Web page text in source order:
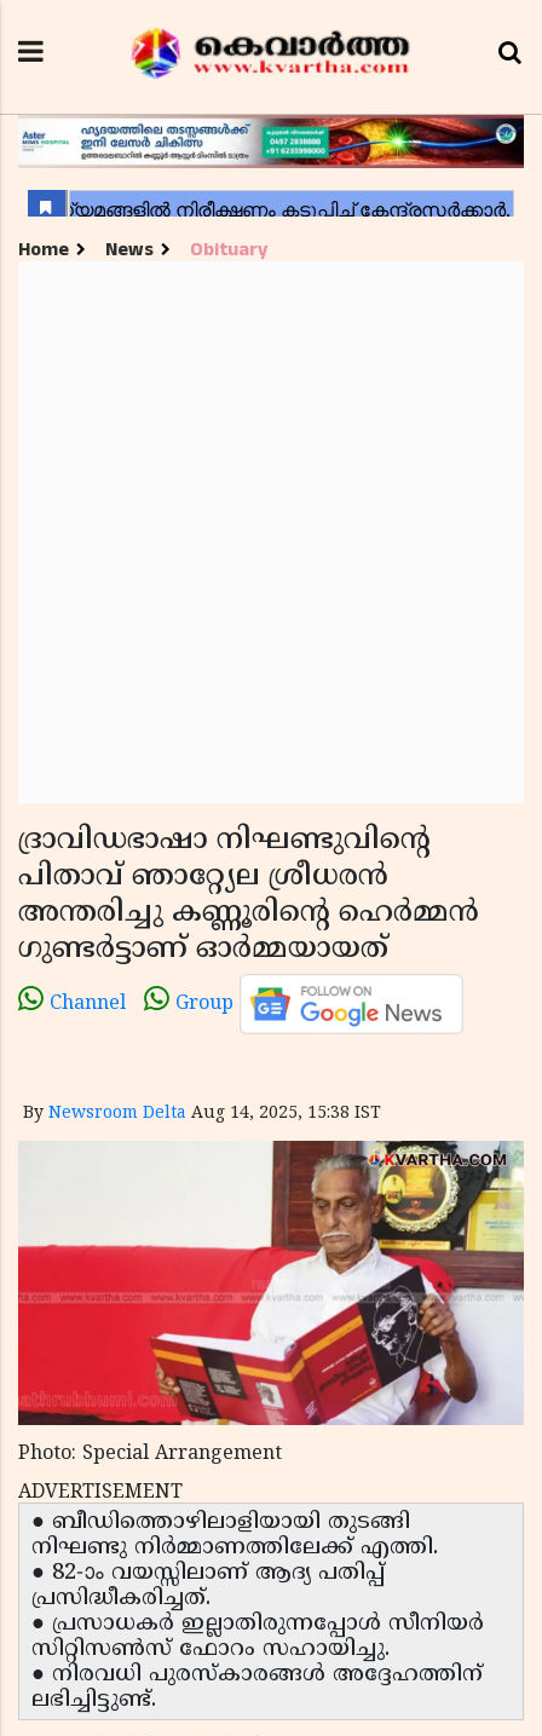
Home News Obituary
ദ്രാവിഡഭാഷാ നിഘണ്ടുവിന്റെ
പിതാവ് ഞാറ്റ്യേല ശ്രീധരൻ
അന്തരിച്ചു കണ്ണൂരിൻ്റെ ഹെർമ്മൻ
ഗുണ്ടർട്ടാണ് ഓർമ്മയായത്
Channel Group
By Newsroom Delta Aug 14, 2025, 15:38 IST
Photo: Special Arrangement
ADVERTISEMENT
● ബീഡിത്തൊഴിലാളിയായി തുടങ്ങി
നിഘണ്ടു നിർമ്മാണത്തിലേക്ക് എത്തി.
● 82-ാം വയസ്സിലാണ് ആദ്യ പതിപ്പ്
പ്രസിദ്ധീകരിച്ചത്.
● പ്രസാധകർ ഇല്ലാതിരുന്നപ്പോൾ സീനിയർ
സിറ്റിസൺസ് ഫോറം സഹായിച്ചു.
● നിരവധി പുരസ്കാരങ്ങൾ അദ്ദേഹത്തിന്
ലഭിച്ചിട്ടുണ്ട്.